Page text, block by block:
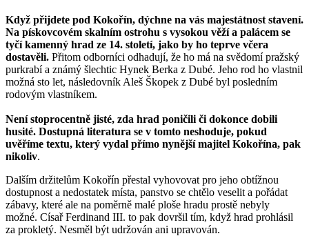
Když přijdete pod Kokořín, dýchne na vás majestátnost stavení.
Na pískovcovém skalním ostrohu s vysokou věží a palácem se
tyčí kamenný hrad ze 14. století, jako by ho teprve včera
dostavěli. Přitom odborníci odhadují, že ho má na svědomí pražský
purkrabí a známý šlechtic Hynek Berka z Dubé. Jeho rod ho vlastnil
možná sto let, následovník Aleš Škopek z Dubé byl posledním
rodovým vlastníkem.
Není stoprocentně jisté, zda hrad poničili či dokonce dobili
husité. Dostupná literatura se v tomto neshoduje, pokud
uvěříme textu, který vydal přímo nynější majitel Kokořína, pak
nikoliv.
Dalším držitelům Kokořín přestal vyhovovat pro jeho obtížnou
dostupnost a nedostatek místa, panstvo se chtělo veselit a pořádat
zábavy, které ale na poměrně malé ploše hradu prostě nebyly
možné. Císař Ferdinand III. to pak dovršil tím, když hrad prohlásil
za prokletý. Nesměl být udržován ani upravován.